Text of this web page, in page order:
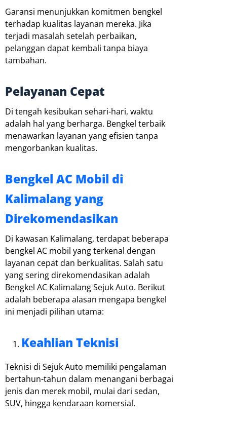
Garansi menunjukkan komitmen bengkel
terhadap kualitas layanan mereka. Jika
terjadi masalah setelah perbaikan,
pelanggan dapat kembali tanpa biaya
tambahan.
Pelayanan Cepat
Di tengah kesibukan sehari-hari, waktu
adalah hal yang berharga. Bengkel terbaik
menawarkan layanan yang efisien tanpa
mengorbankan kualitas.
Bengkel AC Mobil di
Kalimalang yang
Direkomendasikan
Di kawasan Kalimalang, terdapat beberapa
bengkel AC mobil yang terkenal dengan
layanan cepat dan berkualitas. Salah satu
yang sering direkomendasikan adalah
Bengkel AC Kalimalang Sejuk Auto. Berikut
adalah beberapa alasan mengapa bengkel
ini menjadi pilihan utama:
Keahlian Teknisi
Teknisi di Sejuk Auto memiliki pengalaman
bertahun-tahun dalam menangani berbagai
jenis dan merek mobil, mulai dari sedan,
SUV, hingga kendaraan komersial.